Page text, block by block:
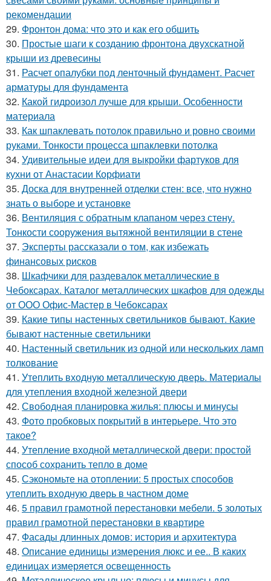
рекомендации
29. Фронтон дома: что это и как его обшить
30. Простые шаги к созданию фронтона двухскатной
крыши из древесины
31. Расчет опалубки под ленточный фундамент. Расчет
арматуры для фундамента
32. Какой гидроизол лучше для крыши. Особенности
материала
33. Как шпаклевать потолок правильно и ровно своими
руками. Тонкости процесса шпаклевки потолка
34. Удивительные идеи для выкройки фартуков для
кухни от Анастасии Корфиати
35. Доска для внутренней отделки стен: все, что нужно
знать о выборе и установке
36. Вентиляция с обратным клапаном через стену.
Тонкости сооружения вытяжной вентиляции в стене
37. Эксперты рассказали о том, как избежать
финансовых рисков
38. Шкафчики для раздевалок металлические в
Чебоксарах. Каталог металлических шкафов для одежды
от ООО Офис-Мастер в Чебоксарах
39. Какие типы настенных светильников бывают. Какие
бывают настенные светильники
40. Настенный светильник из одной или нескольких ламп
толкование
41. Утеплить входную металлическую дверь. Материалы
для утепления входной железной двери
42. Свободная планировка жилья: плюсы и минусы
43. Фото пробковых покрытий в интерьере. Что это
такое?
44. Утепление входной металлической двери: простой
способ сохранить тепло в доме
45. Сэкономьте на отоплении: 5 простых способов
утеплить входную дверь в частном доме
46. 5 правил грамотной перестановки мебели. 5 золотых
правил грамотной перестановки в квартире
47. Фасады длинных домов: история и архитектура
48. Описание единицы измерения люкс и ее.. В каких
единицах измеряется освещенность